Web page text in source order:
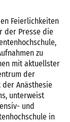
Feierlichkeiten
der Presse die
zu
mit aktuellster
der
der Anästhesie
unterweist
und
in